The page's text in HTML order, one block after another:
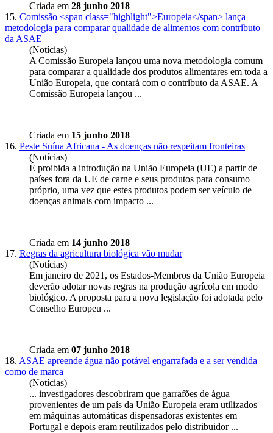
Criada em 28 junho 2018
15. Comissão <span class="highlight">Europeia</span> lança
metodologia para comparar qualidade de alimentos com contributo
da ASAE
(Notícias)
A Comissão Europeia lançou uma nova metodologia comum
para comparar a qualidade dos produtos alimentares em toda a
União Europeia, que contará com o contributo da ASAE. A
Comissão Europeia lançou ...
Criada em 15 junho 2018
16. Peste Suína Africana - As doenças não respeitam fronteiras
(Notícias)
É proibida a introdução na União Europeia (UE) a partir de
países fora da UE de carne e seus produtos para consumo
próprio, uma vez que estes produtos podem ser veículo de
doenças animais com impacto ...
Criada em 14 junho 2018
17. Regras da agricultura biológica vão mudar
(Notícias)
Em janeiro de 2021, os Estados-Membros da União Europeia
deverão adotar novas regras na produção agrícola em modo
biológico. A proposta para a nova legislação foi adotada pelo
Conselho Europeu ...
Criada em 07 junho 2018
18. ASAE apreende água não potável engarrafada e a ser vendida
como de marca
(Notícias)
... investigadores descobriram que garrafões de água
provenientes de um país da União Europeia eram utilizados
em máquinas automáticas dispensadoras existentes em
Portugal e depois eram reutilizados pelo distribuidor ...